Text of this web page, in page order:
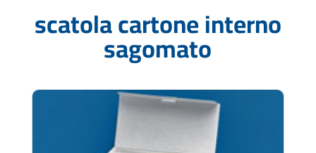
scatola cartone interno
sagomato